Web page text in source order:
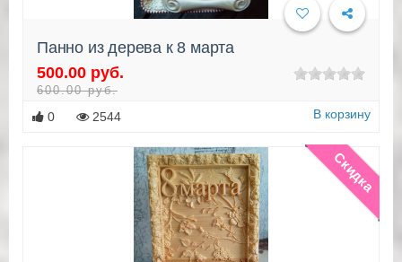
Панно из дерева к 8 марта
500.00 руб.
600.00 руб.
0 2544 В корзину
Скидка